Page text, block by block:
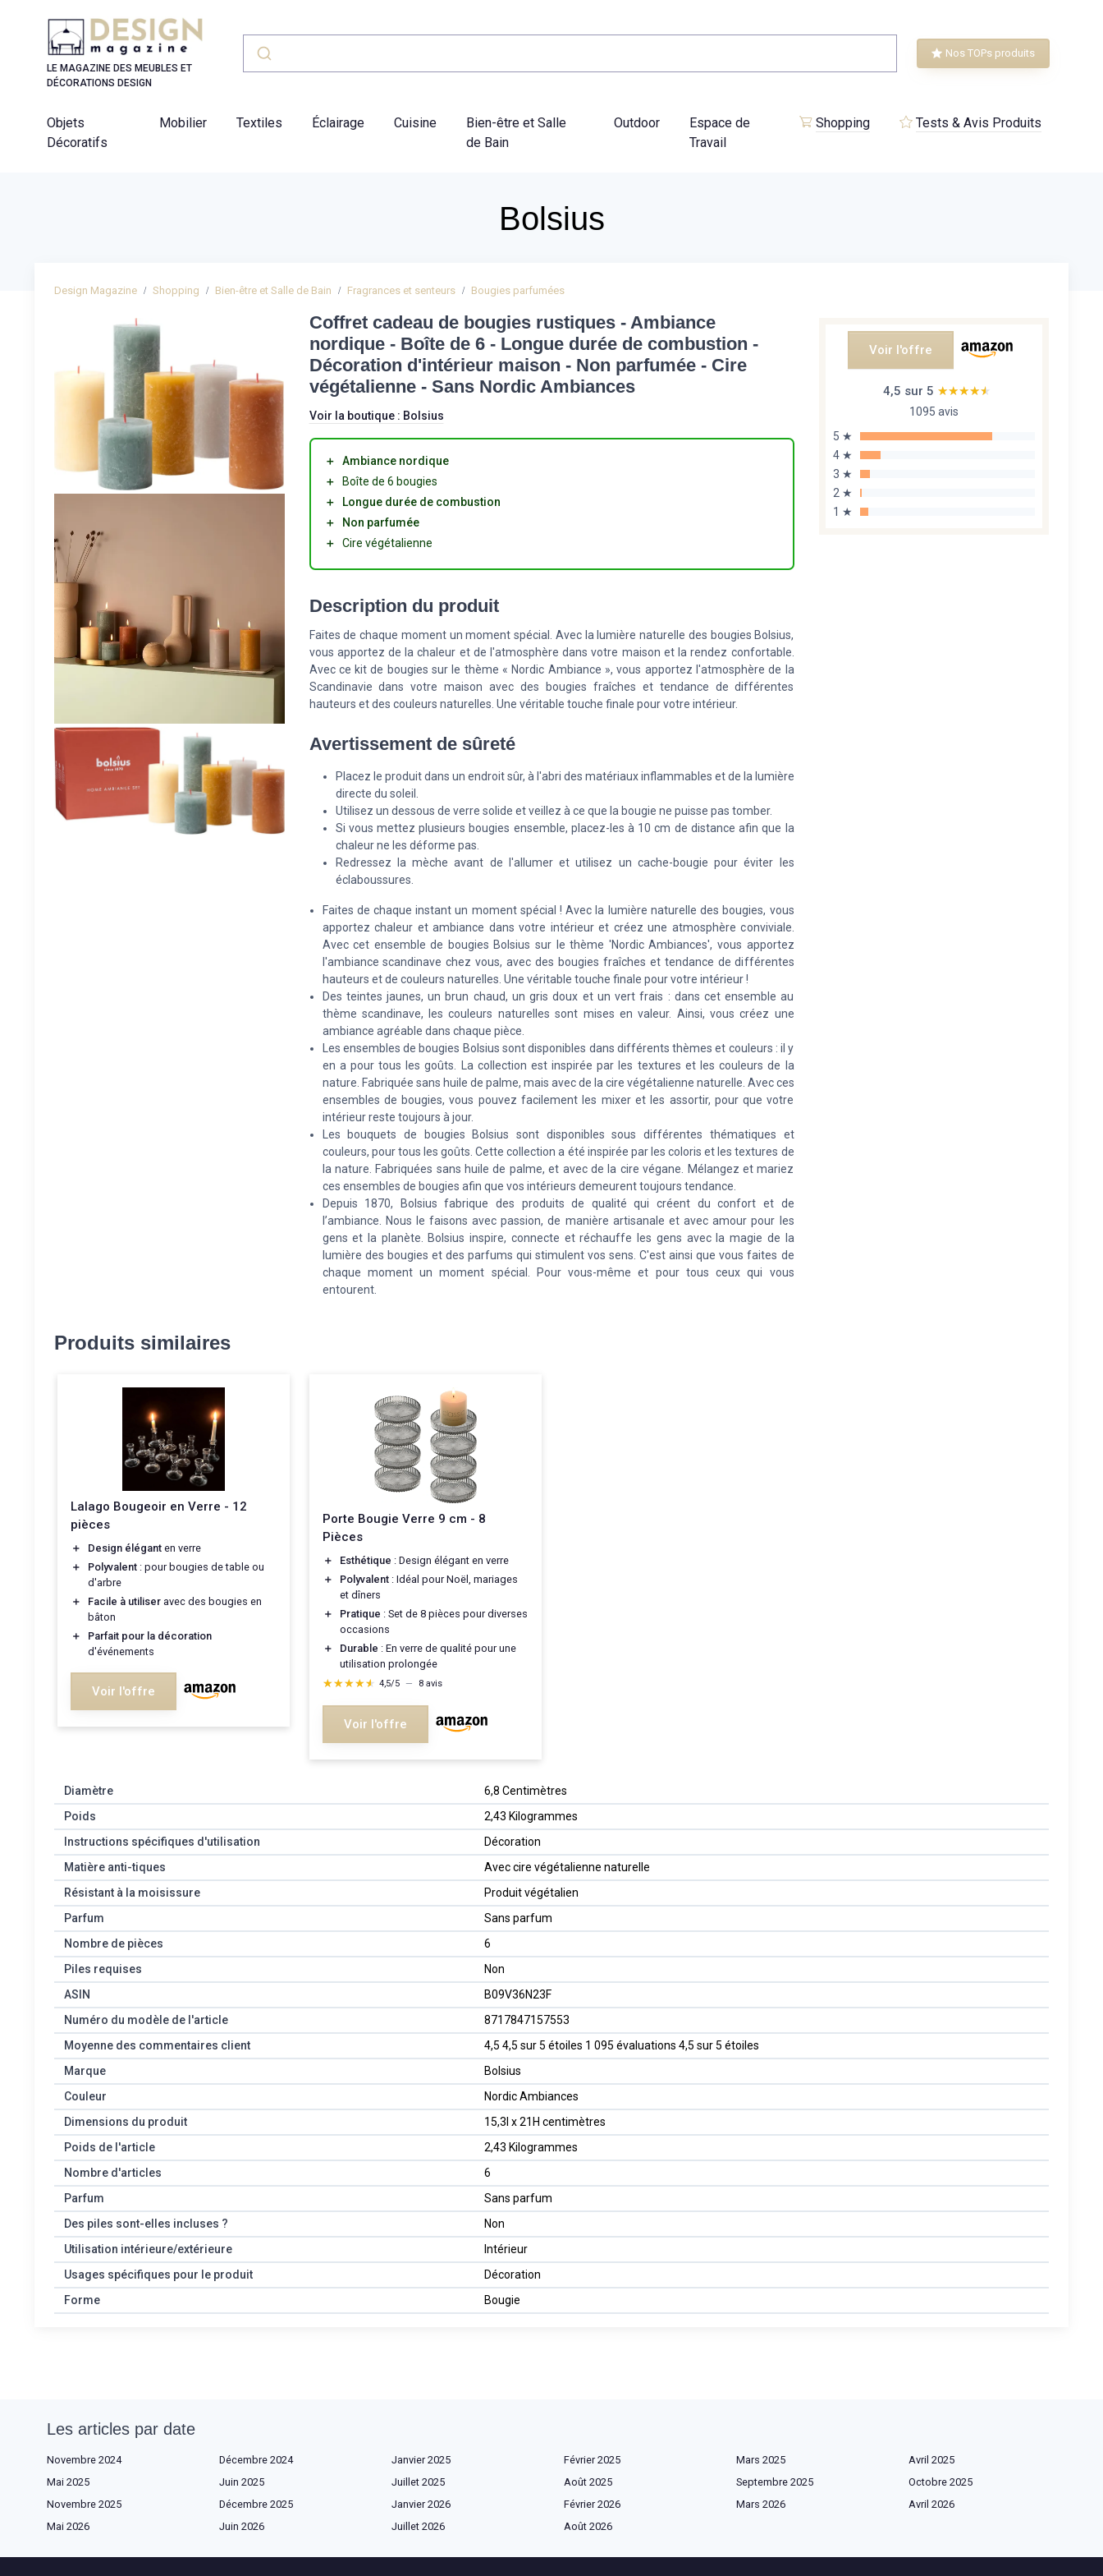
LE MAGAZINE DES MEUBLES ET
DÉCORATIONS DESIGN
Nos TOPs produits
Objets
Décoratifs
Mobilier Textiles Éclairage Cuisine
Bien-être et Salle
de Bain
Outdoor
Espace de
Travail
Shopping Tests & Avis Produits
Bolsius
Design Magazine Shopping Bien-être et Salle de Bain Fragrances et senteurs Bougies parfumées
Voir l'offre
4,5 sur 5 ★★★★★
★★★★★
1095 avis
5 ★
4 ★
3 ★
2 ★
1 ★
Coffret cadeau de bougies rustiques - Ambiance
nordique - Boîte de 6 - Longue durée de combustion -
Décoration d'intérieur maison - Non parfumée - Cire
végétalienne - Sans Nordic Ambiances
Voir la boutique : Bolsius
＋
Ambiance nordique
＋
Boîte de 6 bougies
＋
Longue durée de combustion
＋
Non parfumée
＋
Cire végétalienne
Description du produit
Faites de chaque moment un moment spécial. Avec la lumière naturelle des bougies Bolsius,
vous apportez de la chaleur et de l'atmosphère dans votre maison et la rendez confortable.
Avec ce kit de bougies sur le thème « Nordic Ambiance », vous apportez l'atmosphère de la
Scandinavie dans votre maison avec des bougies fraîches et tendance de différentes
hauteurs et des couleurs naturelles. Une véritable touche finale pour votre intérieur.
Avertissement de sûreté
Placez le produit dans un endroit sûr, à l'abri des matériaux inflammables et de la lumière
directe du soleil.
Utilisez un dessous de verre solide et veillez à ce que la bougie ne puisse pas tomber.
Si vous mettez plusieurs bougies ensemble, placez-les à 10 cm de distance afin que la
chaleur ne les déforme pas.
Redressez la mèche avant de l'allumer et utilisez un cache-bougie pour éviter les
éclaboussures.
Faites de chaque instant un moment spécial ! Avec la lumière naturelle des bougies, vous
apportez chaleur et ambiance dans votre intérieur et créez une atmosphère conviviale.
Avec cet ensemble de bougies Bolsius sur le thème 'Nordic Ambiances', vous apportez
l'ambiance scandinave chez vous, avec des bougies fraîches et tendance de différentes
hauteurs et de couleurs naturelles. Une véritable touche finale pour votre intérieur !
Des teintes jaunes, un brun chaud, un gris doux et un vert frais : dans cet ensemble au
thème scandinave, les couleurs naturelles sont mises en valeur. Ainsi, vous créez une
ambiance agréable dans chaque pièce.
Les ensembles de bougies Bolsius sont disponibles dans différents thèmes et couleurs : il y
en a pour tous les goûts. La collection est inspirée par les textures et les couleurs de la
nature. Fabriquée sans huile de palme, mais avec de la cire végétalienne naturelle. Avec ces
ensembles de bougies, vous pouvez facilement les mixer et les assortir, pour que votre
intérieur reste toujours à jour.
Les bouquets de bougies Bolsius sont disponibles sous différentes thématiques et
couleurs, pour tous les goûts. Cette collection a été inspirée par les coloris et les textures de
la nature. Fabriquées sans huile de palme, et avec de la cire végane. Mélangez et mariez
ces ensembles de bougies afin que vos intérieurs demeurent toujours tendance.
Depuis 1870, Bolsius fabrique des produits de qualité qui créent du confort et de
l’ambiance. Nous le faisons avec passion, de manière artisanale et avec amour pour les
gens et la planète. Bolsius inspire, connecte et réchauffe les gens avec la magie de la
lumière des bougies et des parfums qui stimulent vos sens. C'est ainsi que vous faites de
chaque moment un moment spécial. Pour vous-même et pour tous ceux qui vous
entourent.
Produits similaires
Lalago Bougeoir en Verre - 12
pièces
＋ Design élégant en verre
＋
Polyvalent : pour bougies de table ou
d'arbre
＋
Facile à utiliser avec des bougies en
bâton
＋
Parfait pour la décoration
d'événements
Voir l'offre
Porte Bougie Verre 9 cm - 8
Pièces
＋ Esthétique : Design élégant en verre
＋
Polyvalent : Idéal pour Noël, mariages
et dîners
＋
Pratique : Set de 8 pièces pour diverses
occasions
＋
Durable : En verre de qualité pour une
utilisation prolongée
★★★★★
★★★★★ 4,5/5 — 8 avis
Voir l'offre
Diamètre
‎6,8 Centimètres
Poids
‎2,43 Kilogrammes
Instructions spécifiques d'utilisation
‎Décoration
Matière anti-tiques
‎Avec cire végétalienne naturelle
Résistant à la moisissure
‎Produit végétalien
Parfum
‎Sans parfum
Nombre de pièces
‎6
Piles requises
‎Non
ASIN
B09V36N23F
Numéro du modèle de l'article
8717847157553
Moyenne des commentaires client
4,5 4,5 sur 5 étoiles 1 095 évaluations 4,5 sur 5 étoiles
Marque
Bolsius
Couleur
Nordic Ambiances
Dimensions du produit
15,3l x 21H centimètres
Poids de l'article
2,43 Kilogrammes
Nombre d'articles
6
Parfum
Sans parfum
Des piles sont-elles incluses ?
Non
Utilisation intérieure/extérieure
Intérieur
Usages spécifiques pour le produit
Décoration
Forme
Bougie
Les articles par date
Novembre 2024 Décembre 2024 Janvier 2025 Février 2025 Mars 2025
Avril 2025
Mai 2025
Juin 2025 Juillet 2025 Août 2025 Septembre 2025
Octobre 2025
Novembre 2025
Décembre 2025 Janvier 2026 Février 2026 Mars 2026
Avril 2026
Mai 2026
Juin 2026 Juillet 2026 Août 2026